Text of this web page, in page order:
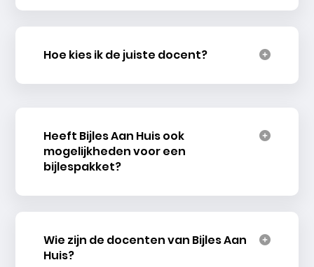
Hoe kies ik de juiste docent?
Heeft Bijles Aan Huis ook
mogelijkheden voor een
bijlespakket?
Wie zijn de docenten van Bijles Aan
Huis?